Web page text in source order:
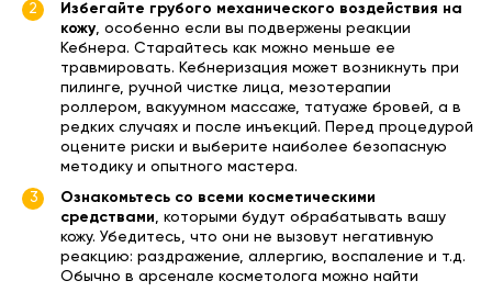
Избегайте грубого механического воздействия на
кожу, особенно если вы подвержены реакции
Кебнера. Старайтесь как можно меньше ее
травмировать. Кебнеризация может возникнуть при
пилинге, ручной чистке лица, мезотерапии
роллером, вакуумном массаже, татуаже бровей, а в
редких случаях и после инъекций. Перед процедурой
оцените риски и выберите наиболее безопасную
методику и опытного мастера.
Ознакомьтесь со всеми косметическими
средствами, которыми будут обрабатывать вашу
кожу. Убедитесь, что они не вызовут негативную
реакцию: раздражение, аллергию, воспаление и т.д.
Обычно в арсенале косметолога можно найти